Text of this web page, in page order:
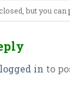
but you can
logged in to